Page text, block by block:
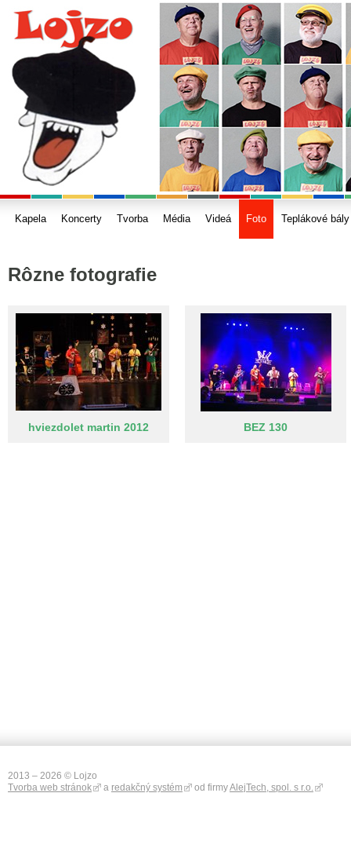
Kapela Koncerty Tvorba Média Videá Foto Teplákové bály
Rôzne fotografie
hviezdolet martin 2012 BEZ 130
2013 – 2026 © Lojzo
Tvorba web stránok
a redakčný systém od firmyAlejTech, spol. s r.o.